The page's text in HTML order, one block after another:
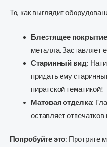
То, как выглядит
Блестящее покрытие
металла. Заставляет
Старинный вид:
придать ему
пиратской тематикой!
Матовая отделка:
оставляет отпечатков
Попробуйте это: Протрите